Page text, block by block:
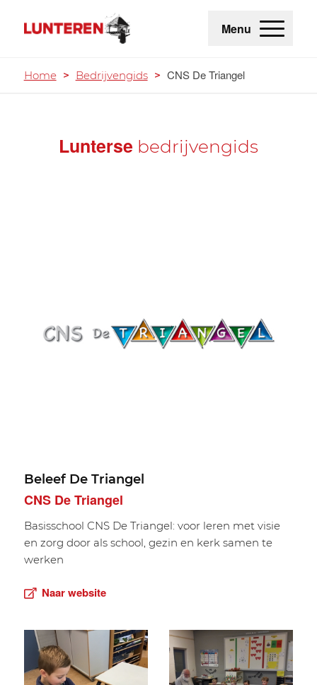
Menu
Home > Bedrijvengids > CNS De Triangel
Lunterse bedrijvengids
Beleef De Triangel
CNS De Triangel
Basisschool CNS De Triangel: voor leren met visie
en zorg door als school, gezin en kerk samen te
werken
Naar website